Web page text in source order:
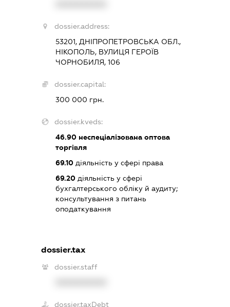
dossier.address:
53201, ДНІПРОПЕТРОВСЬКА ОБЛ.,
НІКОПОЛЬ, ВУЛИЦЯ ГЕРОЇВ
ЧОРНОБИЛЯ, 106
dossier.capital:
300 000 грн.
dossier.kveds:
46.90неспеціалізована оптова
торгівля
69.10діяльність у сфері права
69.20діяльність у сфері
бухгалтерського обліку й аудиту;
консультування з питань
оподаткування
dossier.tax
dossier.staff
dossier.taxDebt